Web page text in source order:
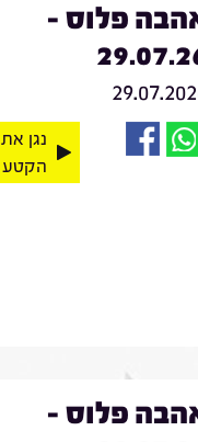
פלוס -
נגן את
הקטע
פלוס -